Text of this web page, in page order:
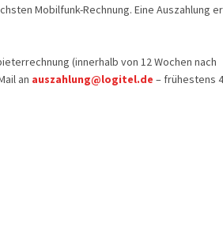
Mobilfunk-Rechnung. Eine Auszahlung
(innerhalb von 12 Wochen nach
an auszahlung@logitel.de – frühestens